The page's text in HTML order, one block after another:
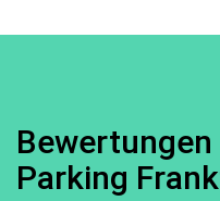
Parking